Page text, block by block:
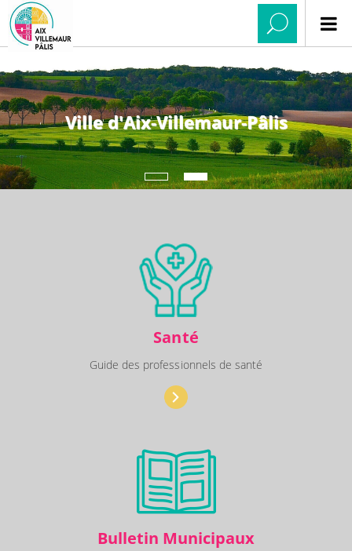
Ville d'Aix-Villemaur-Pâlis
Santé
Guide des professionnels de santé
Bulletin Municipaux